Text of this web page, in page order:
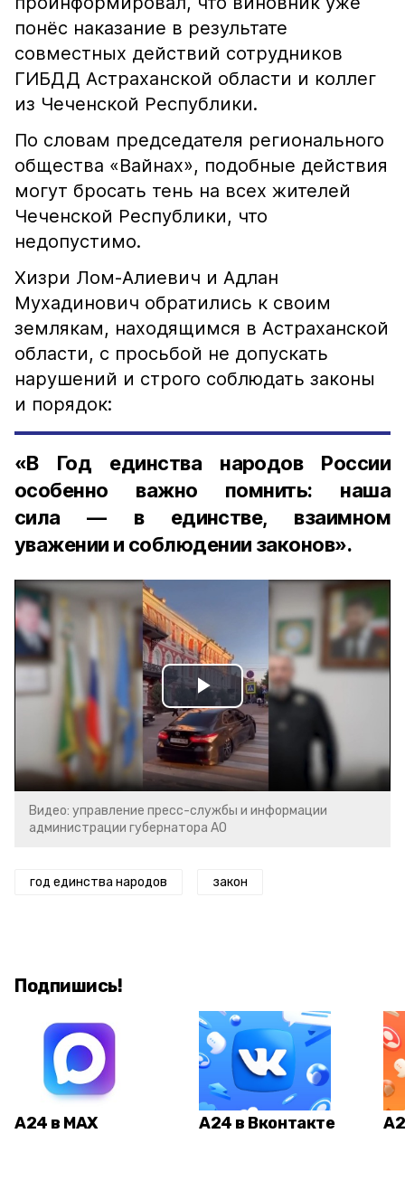
понёс наказание в результате
совместных действий сотрудников
ГИБДД Астраханской области и коллег
из Чеченской Республики.
По словам председателя регионального
общества «Вайнах», подобные действия
могут бросать тень на всех жителей
Чеченской Республики, что
недопустимо.
Хизри Лом-Алиевич и Адлан
Мухадинович обратились к своим
землякам, находящимся в Астраханской
области, с просьбой не допускать
нарушений и строго соблюдать законы
и порядок:
«В Год единства народов России
особенно важно помнить: наша
сила — в единстве, взаимном
уважении и соблюдении законов».
Play
Video
Видео: управление пресс-службы и информации
администрации губернатора АО
год единства народов закон
Подпишись!
А24 в MAX А24 в Вконтакте